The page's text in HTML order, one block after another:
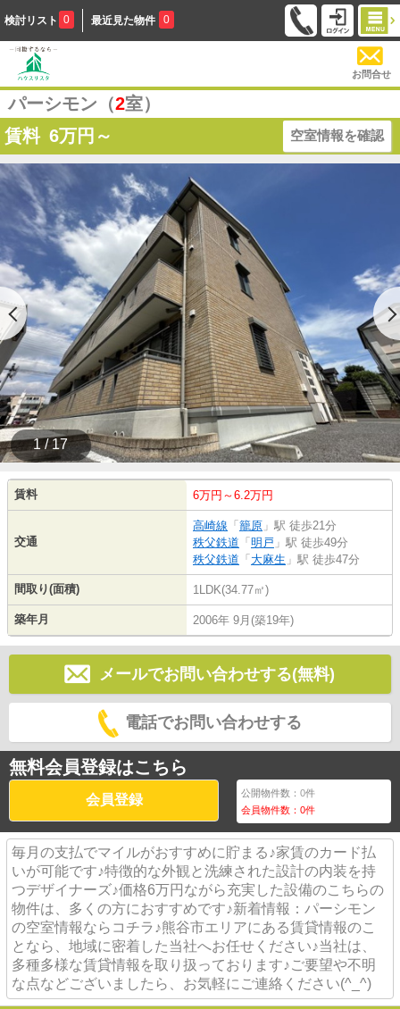
検討リスト 0 最近見た物件 0
お問合せ
パーシモン（2室）
賃料 6万円～ 空室情報を確認
1 / 17
賃料 6万円～6.2万円
交通
高崎線 「 籠原 」駅 徒歩21分
秩父鉄道 「 明戸 」駅 徒歩49分
秩父鉄道 「 大麻生 」駅 徒歩47分
間取り(面積) 1LDK(34.77㎡)
築年月 2006年 9月(築19年)
メールでお問い合わせする(無料)
電話でお問い合わせする
無料会員登録はこちら
会員登録 公開物件数：0件
会員物件数：0件
毎月の支払でマイルがおすすめに貯まる♪家賃のカード払
いが可能です♪特徴的な外観と洗練された設計の内装を持
つデザイナーズ♪価格6万円ながら充実した設備のこちらの
物件は、多くの方におすすめです♪新着情報：パーシモン
の空室情報ならコチラ♪熊谷市エリアにある賃貸情報のこ
となら、地域に密着した当社へお任せください♪当社は、
多種多様な賃貸情報を取り扱っております♪ご要望や不明
な点などございましたら、お気軽にご連絡ください(^_^)